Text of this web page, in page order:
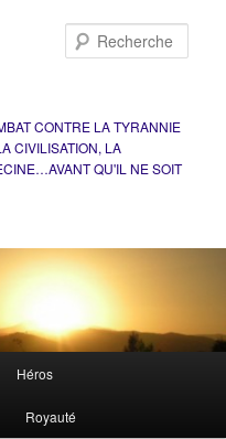
CONTRE LA TYRANNIE
CIVILISATION, LA
QU'IL NE SOIT
Héros
Royauté